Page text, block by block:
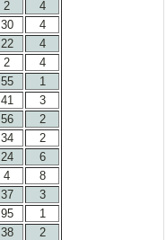
2
4
30
4
22
4
2
4
55
1
41
3
56
2
34
2
24
6
4
8
37
3
95
1
38
2